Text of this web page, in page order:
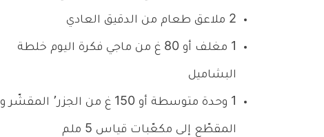
2 ملاعق طعام من الدقيق العادي
1 مغلف أو 80 غ من ماجي فكرة اليوم خلطة
البشاميل
1 وحدة متوسطة أو 150 غ من الجزر٬ المقشّر و
المقطّع إلى مكعّبات قياس 5 ملم